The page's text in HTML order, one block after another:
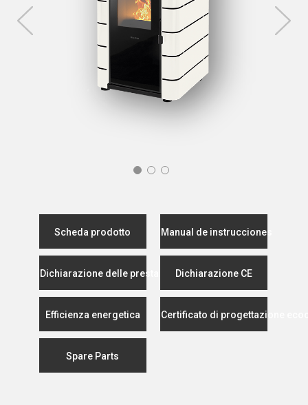
Scheda prodotto Manual de instrucciones
Dichiarazione delle prestazioniDichiarazione CE
Efficienza energetica Certificato di progettazione
Spare Parts